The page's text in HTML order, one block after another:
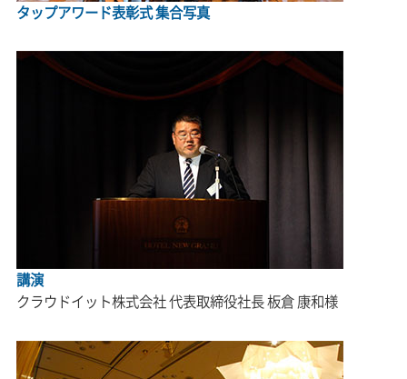
タップアワード表彰式 集合写真
講演
クラウドイット株式会社代表取締役社長 板倉 康和様